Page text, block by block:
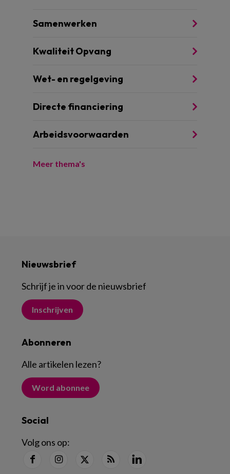
Samenwerken
Kwaliteit Opvang
Wet- en regelgeving
Directe financiering
Arbeidsvoorwaarden
Meer thema's
Nieuwsbrief
Schrijf je in voor de nieuwsbrief
Inschrijven
Abonneren
Alle artikelen lezen?
Word abonnee
Social
Volg ons op: